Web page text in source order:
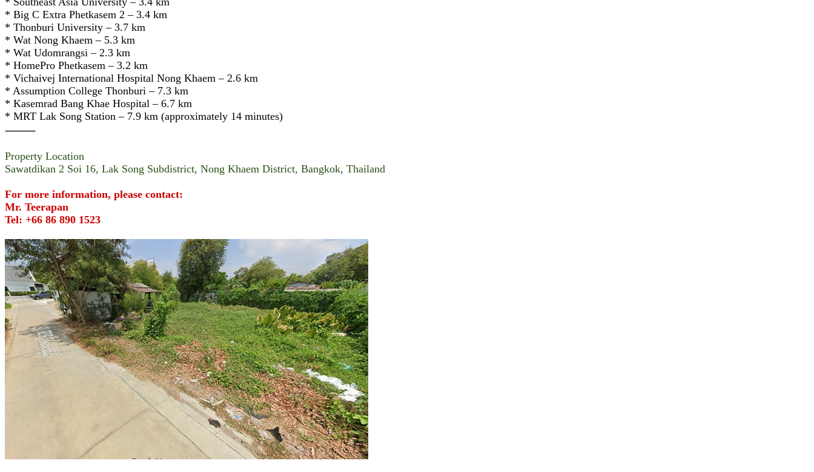
* Big C Extra Phetkasem 2 – 3.4 km
* Thonburi University – 3.7 km
* Wat Nong Khaem – 5.3 km
* Wat Udomrangsi – 2.3 km
* HomePro Phetkasem – 3.2 km
* Vichaivej International Hospital Nong Khaem – 2.6 km
* Assumption College Thonburi – 7.3 km
* Kasemrad Bang Khae Hospital – 6.7 km
* MRT Lak Song Station – 7.9 km (approximately 14 minutes)
⸻
Property Location
Sawatdikan 2 Soi 16, Lak Song Subdistrict, Nong Khaem District, Bangkok, Thailand
For more information, please contact:
Mr. Teerapan
Tel: +66 86 890 1523